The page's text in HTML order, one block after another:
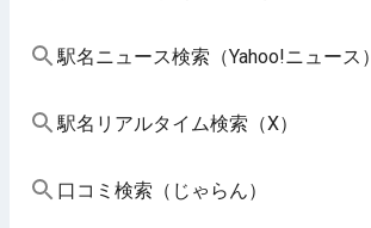
駅名ニュース検索（Yahoo!ニュース）
駅名リアルタイム検索（X）
口コミ検索（じゃらん）